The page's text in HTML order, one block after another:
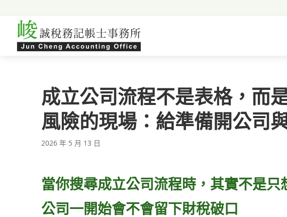
成立公司流程不是表格，而
風險的現場：給準備開公司
2026 年 5 月 13 日
當你搜尋成立公司流程時，其實不是
公司一開始會不會留下財稅破口